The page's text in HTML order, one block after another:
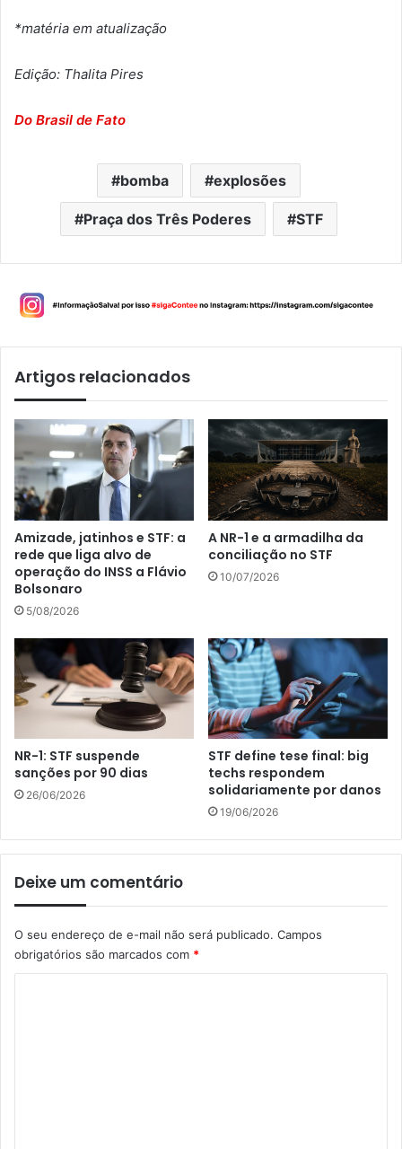
*matéria em atualização
Edição: Thalita Pires
Do Brasil de Fato
bomba explosões
Praça dos Três Poderes STF
Artigos relacionados
Amizade, jatinhos e STF: a
rede que liga alvo de
operação do INSS a Flávio
Bolsonaro
5/08/2026
A NR-1 e a armadilha da
conciliação no STF
10/07/2026
NR-1: STF suspende
sanções por 90 dias
26/06/2026
STF define tese final: big
techs respondem
solidariamente por danos
19/06/2026
Deixe um comentário
O seu endereço de e-mail não será publicado. Campos
obrigatórios são marcados com *